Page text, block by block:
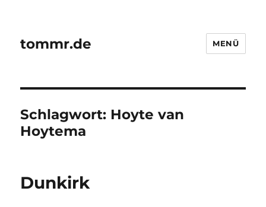
tommr.de MENÜ
Schlagwort: Hoyte van
Hoytema
Dunkirk